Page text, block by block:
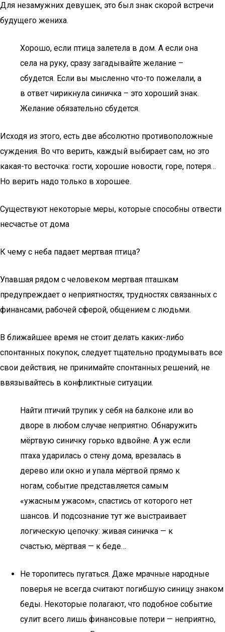
Для незамужних девушек, это был знак скорой встречи
будущего жениха.
Хорошо, если птица залетела в дом. А если она
села на руку, сразу загадывайте желание –
сбудется. Если вы мысленно что-то пожелали, а
в ответ чирикнула синичка – это хороший знак.
Желание обязательно сбудется.
Исходя из этого, есть две абсолютно противоположные
суждения. Во что верить, каждый выбирает сам, но это
какая-то весточка: гости, хорошие новости, горе, потеря…
Но верить надо только в хорошее.
Существуют некоторые меры, которые способны отвести
несчастье от дома
К чему с неба падает мертвая птица?
Упавшая рядом с человеком мертвая пташкам
предупреждает о неприятностях, трудностях связанных с
финансами, рабочей сферой, общением с людьми.
В ближайшее время не стоит делать каких-либо
спонтанных покупок, следует тщательно продумывать все
свои действия, не принимайте спонтанных решений, не
ввязывайтесь в конфликтные ситуации.
Найти птичий трупик у себя на балконе или во
дворе в любом случае неприятно. Обнаружить
мёртвую синичку горько вдвойне. А уж если
птаха ударилась о стену дома, врезалась в
дерево или окно и упала мёртвой прямо к
ногам, событие представляется самым
«ужасным ужасом», спастись от которого нет
шансов. И подсознание тут же выстраивает
логическую цепочку: живая синичка — к
счастью, мёртвая — к беде…
Не торопитесь пугаться. Даже мрачные народные
поверья не всегда считают погибшую синицу знаком
беды. Некоторые полагают, что подобное событие
сулит всего лишь финансовые потери — неприятно,